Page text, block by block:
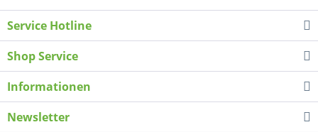
Service Hotline
Shop Service
Informationen
Newsletter